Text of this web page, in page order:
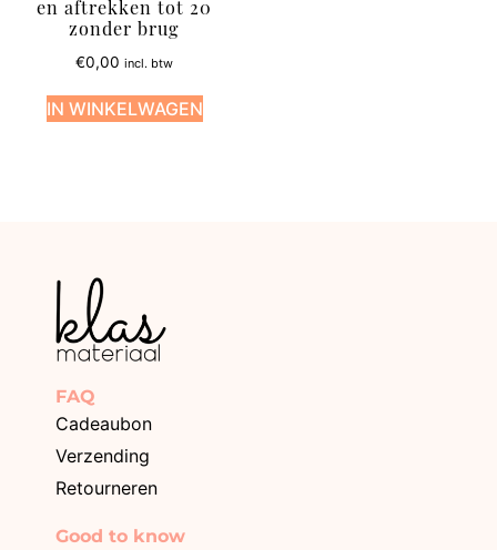
en aftrekken tot 20
zonder brug
€0,00 incl. btw
IN WINKELWAGEN
FAQ
Cadeaubon
Verzending
Retourneren
Good to know